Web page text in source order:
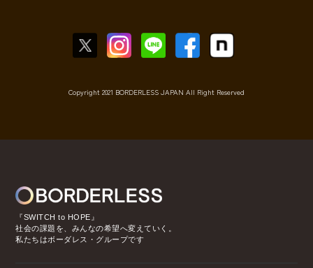
Copyright 2021 BORDERLESS JAPAN All Right Reserved
『SWITCH to HOPE』
社会の課題を、みんなの希望へ変えていく。
私たちはボーダレス・グループです